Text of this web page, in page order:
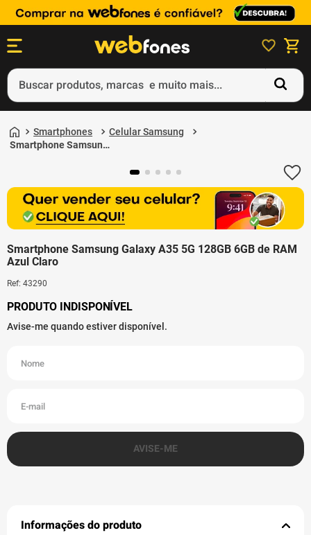
Buscar produtos, marcas e muito mais...
Smartphones
Celular Samsung
Smartphone Samsung
Smartphone Samsung Galaxy A35 5G 128GB 6GB de RAM
Azul Claro
Ref: 43290
Informações do produto
1º
ps5
3º
4º
smartphone